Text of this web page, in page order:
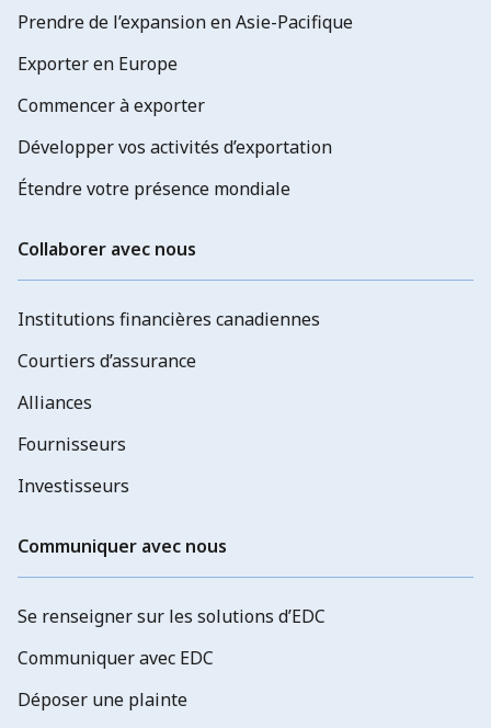
Prendre de l’expansion en Asie-Pacifique
Exporter en Europe
Commencer à exporter
Développer vos activités d’exportation
Étendre votre présence mondiale
Collaborer avec nous
Institutions financières canadiennes
Courtiers d’assurance
Alliances
Fournisseurs
Investisseurs
Communiquer avec nous
Se renseigner sur les solutions d’EDC
Communiquer avec EDC
Déposer une plainte